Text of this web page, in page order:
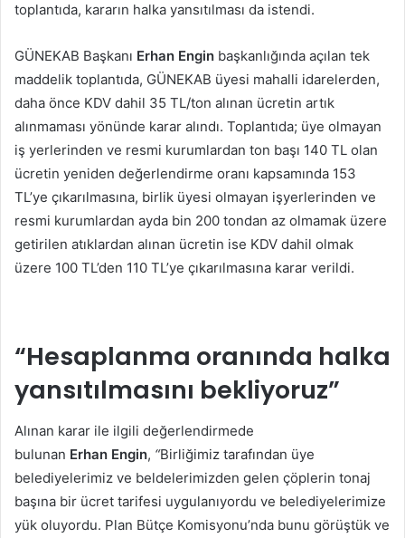
toplantıda, kararın halka yansıtılması da istendi.
GÜNEKAB Başkanı Erhan Engin başkanlığında açılan tek
maddelik toplantıda, GÜNEKAB üyesi mahalli idarelerden,
daha önce KDV dahil 35 TL/ton alınan ücretin artık
alınmaması yönünde karar alındı. Toplantıda; üye olmayan
iş yerlerinden ve resmi kurumlardan ton başı 140 TL olan
ücretin yeniden değerlendirme oranı kapsamında 153
TL’ye çıkarılmasına, birlik üyesi olmayan işyerlerinden ve
resmi kurumlardan ayda bin 200 tondan az olmamak üzere
getirilen atıklardan alınan ücretin ise KDV dahil olmak
üzere 100 TL’den 110 TL’ye çıkarılmasına karar verildi.
“Hesaplanma oranında halka
yansıtılmasını bekliyoruz”
Alınan karar ile ilgili değerlendirmede
bulunan Erhan Engin, “Birliğimiz tarafından üye
belediyelerimiz ve beldelerimizden gelen çöplerin tonaj
başına bir ücret tarifesi uygulanıyordu ve belediyelerimize
yük oluyordu. Plan Bütçe Komisyonu’nda bunu görüştük ve